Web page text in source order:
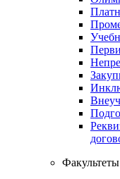
Факультеты